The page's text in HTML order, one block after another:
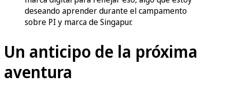
deseando aprender durante el campamento
sobre PI y marca de Singapur.
Un anticipo de la próxima
aventura